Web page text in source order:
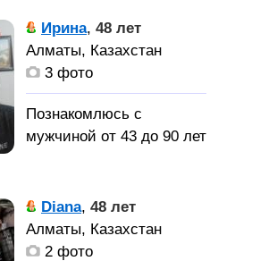
моря г. Капчагай.
Построила дом за 1 год,
не сижу на месте.
ремонтирую и
занимаюсь
они меня очень
выручают и помогают в
этом нелегком
Ирина, 48 лет
Алматы, Казахстан
3 фото
Познакомлюсь с
мужчиной от 43 до 90 лет
по природе, речку, лес.
Не очень активная до
путешествий,
Diana, 48 лет
Алматы, Казахстан
2 фото